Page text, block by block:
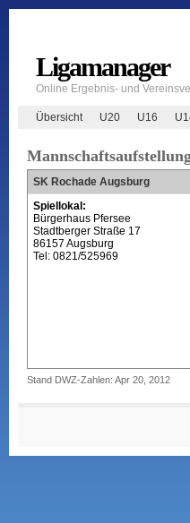
Ligamanager
Online Ergebnis- und
Übersicht U20 U16
SK Rochade Augsburg
Spiellokal:
Bürgerhaus Pfersee
Stadtberger Straße 17
86157 Augsburg
Tel: 0821/525969
Stand DWZ-Zahlen: Apr 20, 2012